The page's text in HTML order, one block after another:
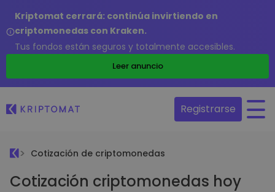
Kriptomat cerrará: continúa invirtiendo en
criptomonedas con Kraken.
Tus fondos están seguros y totalmente accesibles.
Leer anuncio
Registrarse
Cotización de criptomonedas
Cotización criptomonedas hoy